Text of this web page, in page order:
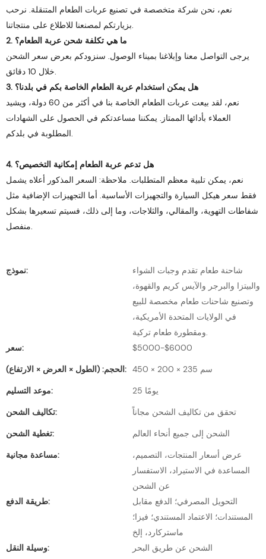
نعم، نحن شركة متخصصة في تصنيع عربات الطعام المتنقلة. نرحب
بزيارتكم لمصنعنا للاطلاع على منتجاتنا.
2. ما هي تكلفة شحن عربة الطعام؟
يرجى التواصل معنا وإبلاغنا بميناء الوصول. سنزودكم بعرض سعر الشحن
خلال 10 دقائق.
3. هل يمكن استخدام عربة الطعام الخاصة بكم في بلدنا؟
نعم، لقد بيعت عربات الطعام الخاصة بنا في أكثر من 60 دولة، ويشيد
العملاء بأدائها الممتاز. يمكننا مساعدتكم في الحصول على الشهادات
المطلوبة في بلدكم.
4. هل تدعم عربة الطعام إمكانية التخصيص؟
نعم، يمكن تلبية معظم المتطلبات. ملاحظة: السعر المذكور أعلاه يشمل
فقط سعر هيكل السيارة والتجهيزات الأساسية. أما التجهيزات الإضافية مثل
شفاطات التهوية، والمقالي، والثلاجات، وما إلى ذلك، فسيتم تسعيرها بشكل
منفصل.
نموذج:
شاحنة طعام تقدم وجبات الشواء
والبيتزا والبرجر والآيس كريم والقهوة،
وتصنيع شاحنات طعام مخصصة للبيع
في الولايات المتحدة الأمريكية،
ومقطورة طعام تركية.
سعر:
$5000-$6000
الحجم: (الطول × العرض × الارتفاع):
450 × 200 × 235 سم
موعد التسليم:
25 يومًا
تكاليف الشحن:
تحقق من تكاليف الشحن مجاناً
تغطية الشحن:
الشحن إلى جميع أنحاء العالم
مساعدة مجانية:
عرض أسعار المنتجات، التصميم،
المساعدة في الاستيراد، الاستفسار
عن الشحن
طريقة الدفع:
التحويل المصرفي؛ الدفع مقابل
المستندات؛ الاعتماد المستندي؛ فيزا؛
ماستركارد، إلخ
وسيلة النقل:
الشحن عن طريق البحر